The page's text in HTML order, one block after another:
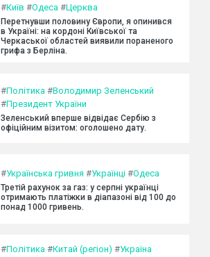
#Київ #Одеса #Церква
Перетнувши половину Європи, я опинився
в Україні: на кордоні Київської та
Черкаської областей виявили пораненого
грифа з Берліна.
#Політика #Володимир Зеленський
#Президент України
Зеленський вперше відвідає Сербію з
офіційним візитом: оголошено дату.
#Українська гривня #Українці #Одеса
Третій рахунок за газ: у серпні українці
отримають платіжки в діапазоні від 100 до
понад 1000 гривень.
#Політика #Китай (регіон) #Україна